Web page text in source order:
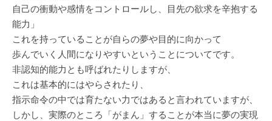
自己の衝動や感情をコントロールし、目先の欲求を辛抱する
能力」
これを持っていることが自らの夢や目的に向かって
歩んでいく人間になりやすいということについてです。
非認知的能力とも呼ばれたりしますが、
これは基本的にはやらされたり、
指示命令の中では育たない力ではあると言われていますが、
しかし、実際のところ「がまん」することが本当に夢の実現